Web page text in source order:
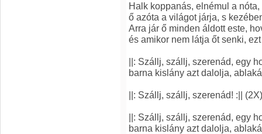
Halk koppanás, elnémul a
ő azóta a világot járja, s
Arra jár ő minden áldott este,
és amikor nem látja őt senki,
||: Szállj, szállj, szerenád, egy
barna kislány azt dalolja,
||: Szállj, szállj, szerenád! :|| (2X)
||: Szállj, szállj, szerenád, egy
barna kislány azt dalolja,